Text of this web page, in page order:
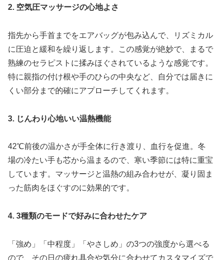
2. 空気圧マッサージの心地よさ
指先から手首までをエアバッグが包み込んで、リズミカル
に圧迫と緩和を繰り返します。この感覚が絶妙で、まるで
熟練のセラピストに揉みほぐされているような感覚です。
特に親指の付け根や手のひらの中央など、自分では届きに
くい部分まで的確にアプローチしてくれます。
3. じんわり心地いい温熱機能
42℃前後の温かさが手全体に行き渡り、血行を促進。冬
場の冷たい手も芯から温まるので、寒い季節には特に重宝
しています。マッサージと温熱の組み合わせが、凝り固ま
った筋肉をほぐすのに効果的です。
4. 3種類のモードで好みに合わせたケア
「強め」「中程度」「やさしめ」の3つの強度から選べる
ので、その日の疲れ具合や気分に合わせてカスタマイズで